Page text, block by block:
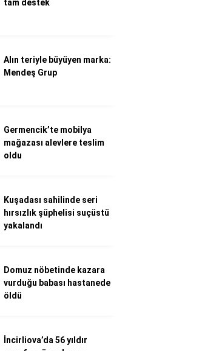
WhatsApp İhbar Hattı
tam destek
Alın teriyle büyüyen marka:
Mendeş Grup
Germencik’te mobilya
mağazası alevlere teslim
oldu
Kuşadası sahilinde seri
hırsızlık şüphelisi suçüstü
yakalandı
Domuz nöbetinde kazara
vurduğu babası hastanede
öldü
İncirliova’da 56 yıldır